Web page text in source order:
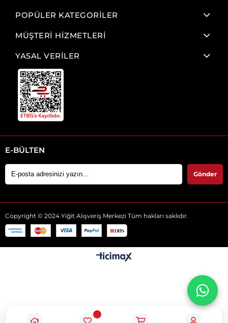
POPÜLER KATEGORİLER
MÜŞTERİ HİZMETLERİ
YASAL VERİLER
E-BÜLTEN
Gönder
Copyright © 2024 Yiğit Alışveriş Merkezi Tüm hakları saklıdır.